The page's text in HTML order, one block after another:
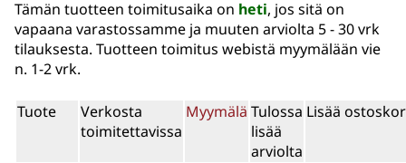
Tämän tuotteen toimitusaika on heti, jos sitä on
vapaana varastossamme ja muuten arviolta 5 - 30 vrk
tilauksesta. Tuotteen toimitus webistä myymälään vie
n. 1-2 vrk.
Tuote
Verkosta
toimitettavissa
Myymälä Tulossa
lisää
arviolta
Lisää